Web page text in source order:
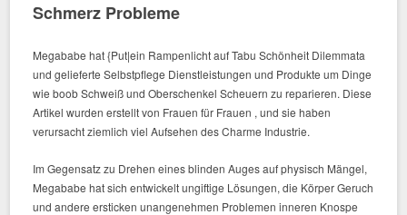
Schmerz Probleme
Megababe hat {Put|ein Rampenlicht auf Tabu Schönheit Dilemmata
und gelieferte Selbstpflege Dienstleistungen und Produkte um Dinge
wie boob Schweiß und Oberschenkel Scheuern zu reparieren. Diese
Artikel wurden erstellt von Frauen für Frauen , und sie haben
verursacht ziemlich viel Aufsehen des Charme Industrie.
Im Gegensatz zu Drehen eines blinden Auges auf physisch Mängel,
Megababe hat sich entwickelt ungiftige Lösungen, die Körper Geruch
und andere ersticken unangenehmen Problemen inneren Knospe